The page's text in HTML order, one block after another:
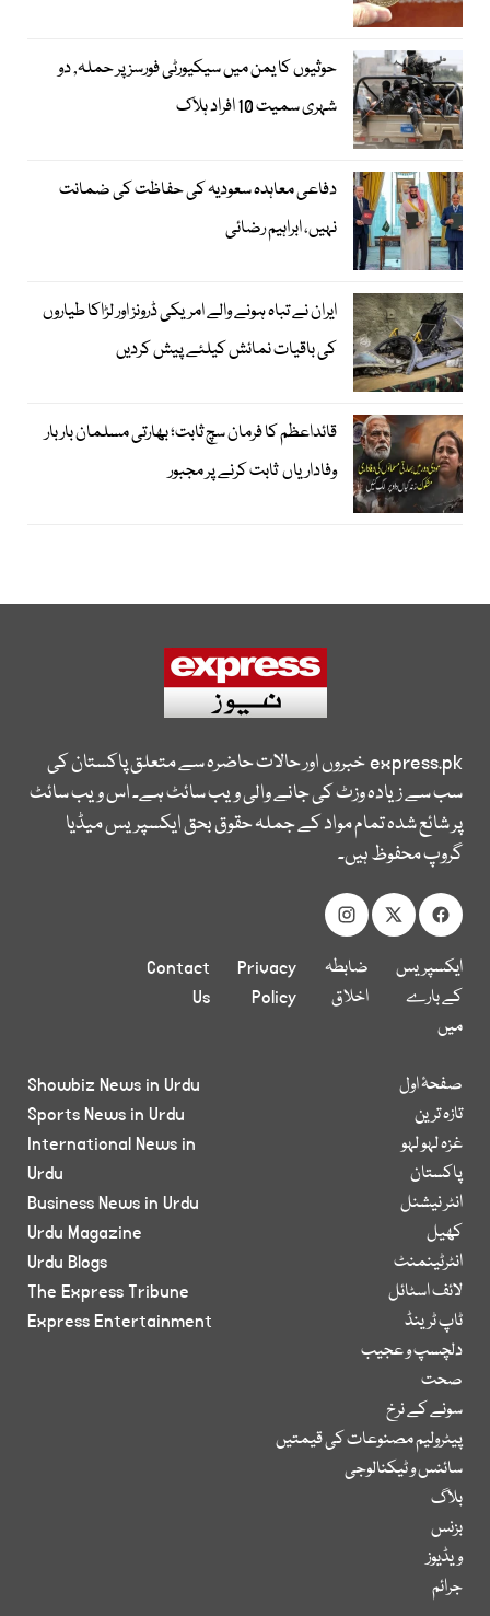
حوثیوں کا یمن میں سیکیورٹی فورسز پر حملہ, دو
شہری سمیت 10 افراد ہلاک
دفاعی معاہدہ سعودیہ کی حفاظت کی ضمانت
نہیں، ابراہیم رضائی
ایران نے تباہ ہونے والے امریکی ڈرونز اور لڑاکا طیاروں
کی باقیات نمائش کیلئے پیش کردیں
قائداعظم کا فرمان سچ ثابت؛ بھارتی مسلمان بار بار
وفاداریاں ثابت کرنے پر مجبور
express.pkخبروں اور حالات حاضرہ سے متعلق پاکستان کی
سب سے زیادہ وزٹ کی جانے والی ویب سائٹ ہے۔ اس ویب سائٹ
پر شائع شدہ تمام مواد کے جملہ حقوق بحق ایکسپریس میڈیا
گروپ محفوظ ہیں۔
ایکسپریس
کے بارے
میں
ضابطہ
اخلاق
Privacy
Policy
Contact
Us
صفحۂ اول
تازہ ترین
غزہ لہو لہو
پاکستان
انٹر نیشنل
کھیل
انٹرٹینمنٹ
لائف اسٹائل
ٹاپ ٹرینڈ
دلچسپ و عجیب
صحت
سونے کے نرخ
پیٹرولیم مصنوعات کی قیمتیں
سائنس و ٹیکنالوجی
بلاگ
بزنس
ویڈیوز
جرائم
Showbiz News in Urdu
Sports News in Urdu
International News in
Urdu
Business News in Urdu
Urdu Magazine
Urdu Blogs
The Express Tribune
Express Entertainment